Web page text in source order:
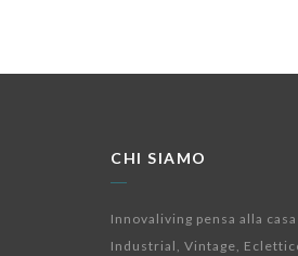
CHI SIAMO
Innovaliving pensa alla
Industrial, Vintage,